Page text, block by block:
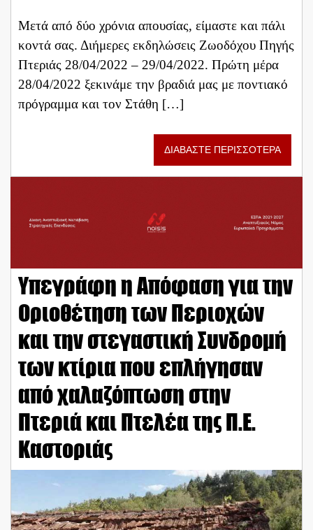
Μετά από δύο χρόνια απουσίας, είμαστε και πάλι
κοντά σας. Διήμερες εκδηλώσεις Ζωοδόχου Πηγής
Πτεριάς 28/04/2022 – 29/04/2022. Πρώτη μέρα
28/04/2022 ξεκινάμε την βραδιά μας με ποντιακό
πρόγραμμα και τον Στάθη […]
ΔΙΑΒΑΣΤΕ ΠΕΡΙΣΣΟΤΕΡΑ
Υπεγράφη η Απόφαση για την
Οριοθέτηση των Περιοχών
και την στεγαστική Συνδρομή
των κτίρια που επλήγησαν
από χαλαζόπτωση στην
Πτεριά και Πτελέα της Π.Ε.
Καστοριάς